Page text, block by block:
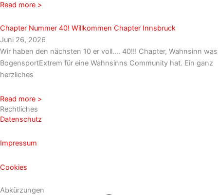
Read more >
Chapter Nummer 40! Willkommen Chapter Innsbruck
Juni 26, 2026
Wir haben den nächsten 10 er voll…. 40!!! Chapter, Wahnsinn was
BogensportExtrem für eine Wahnsinns Community hat. Ein ganz
herzliches
Read more >
Rechtliches
Datenschutz
Impressum
Cookies
Abkürzungen